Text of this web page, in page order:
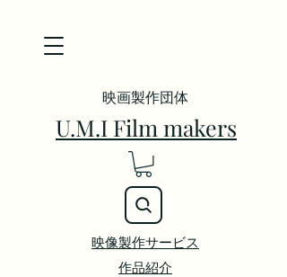
映画製作団体
U.M.I Film makers
映像製作サービス
​作品紹介